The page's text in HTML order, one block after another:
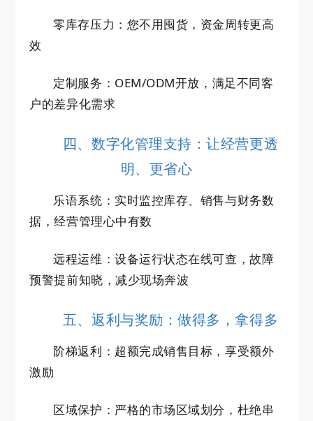
零库存压力：您不用囤货，资金周转更高
效
定制服务：OEM/ODM开放，满足不同客
户的差异化需求
四、数字化管理支持：让经营更透
明、更省心
乐语系统：实时监控库存、销售与财务数
据，经营管理心中有数
远程运维：设备运行状态在线可查，故障
预警提前知晓，减少现场奔波
五、返利与奖励：做得多，拿得多
阶梯返利：超额完成销售目标，享受额外
激励
区域保护：严格的市场区域划分，杜绝串